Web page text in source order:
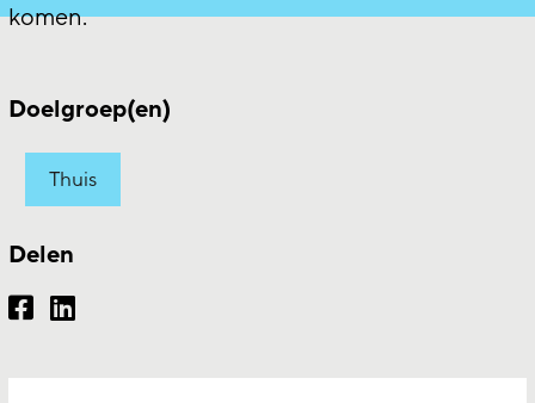
komen.
Doelgroep(en)
Thuis
Delen